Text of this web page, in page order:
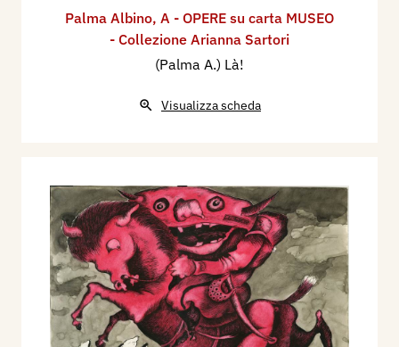
Palma Albino, A - OPERE su carta MUSEO
- Collezione Arianna Sartori
(Palma A.) Là!
Visualizza scheda